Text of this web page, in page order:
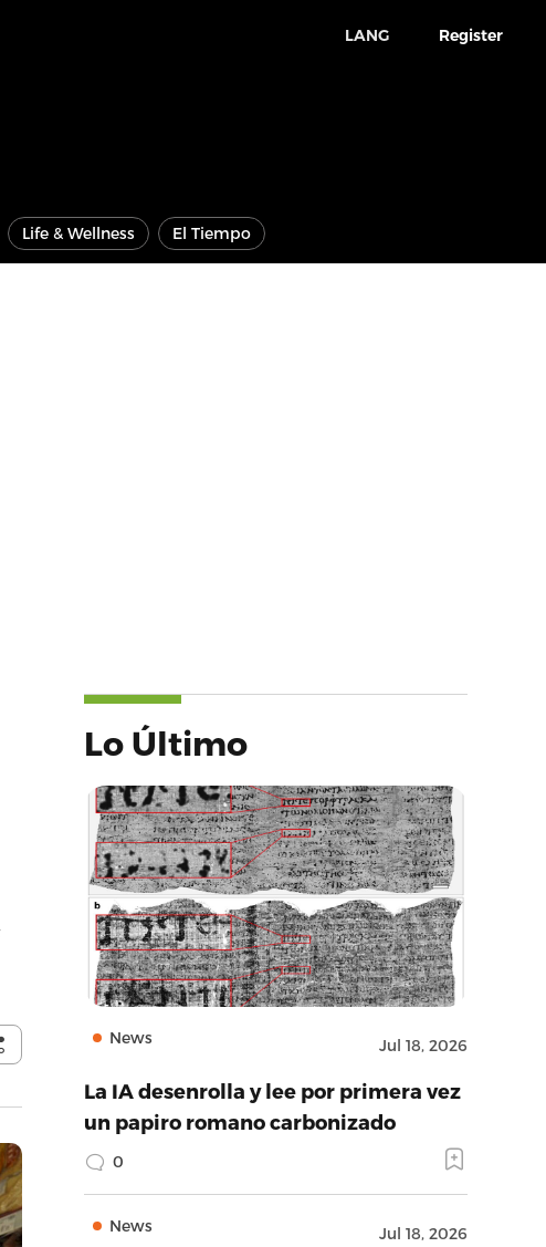
LANG Register
Life & Wellness El Tiempo
Lo Último
News Jul 18, 2026
La IA desenrolla y lee por primera vez
un papiro romano carbonizado
0
News Jul 18, 2026